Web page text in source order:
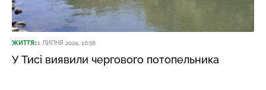
ЖИТТЯ11 ЛИПНЯ 2024, 16:58
У Тисі виявили чергового потопельника